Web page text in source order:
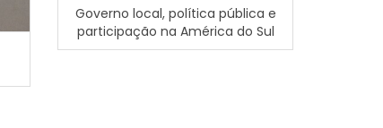
Governo local, política pública e
participação na América do Sul